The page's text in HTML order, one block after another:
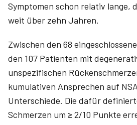
Symptomen schon relativ lange,
weit über zehn Jahren.
Zwischen den 68
den 107 Patienten mit
unspezifischen
kumulativen Ansprechen auf
Unterschiede. Die dafür
Schmerzen um ≥ 2/10 Punkte